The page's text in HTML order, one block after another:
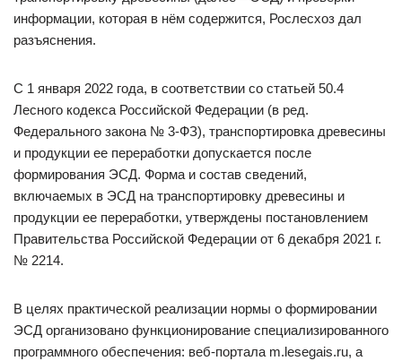
информации, которая в нём содержится, Рослесхоз дал
разъяснения.
С 1 января 2022 года, в соответствии со статьей 50.4
Лесного кодекса Российской Федерации (в ред.
Федерального закона № 3-ФЗ), транспортировка древесины
и продукции ее переработки допускается после
формирования ЭСД. Форма и состав сведений,
включаемых в ЭСД на транспортировку древесины и
продукции ее переработки, утверждены постановлением
Правительства Российской Федерации от 6 декабря 2021 г.
№ 2214.
В целях практической реализации нормы о формировании
ЭСД организовано функционирование специализированного
программного обеспечения: веб-портала m.lesegais.ru, а